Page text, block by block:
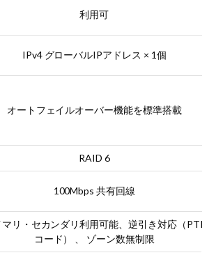
利用可
IPv4 グローバルIPアドレス × 1個
オートフェイルオーバー機能を標準搭載
RAID 6
100Mbps 共有回線
マリ・セカンダリ利用可能、逆引き対応（PTRレ
コード） 、 ゾーン数無制限